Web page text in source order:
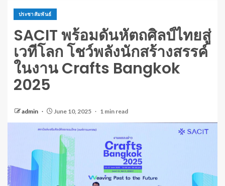
ประชาสัมพันธ์
SACIT พร้อมดันหัตถศิลป์ไทยสู่
เวทีโลก โชว์พลังนักสร้างสรรค์
ในงาน Crafts Bangkok
2025
admin June 10, 2025 1 min read